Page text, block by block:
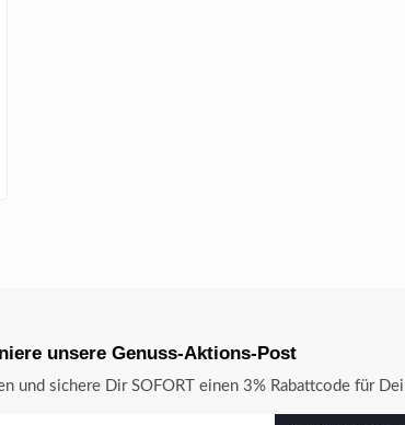
unsere Genuss-Aktions-Post
und sichere Dir SOFORT einen 3% Rabattcode für